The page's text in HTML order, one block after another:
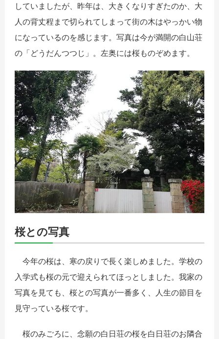
していましたが、昨年は、大きくなりすぎたのか、大
人の背丈程まで切られてしまって街の木はやっかい物
になっているのを感じます。写真は今が満開の白山荘
の「どうだんつつじ」。左奥には桜ものぞめます。
桜との写真
今年の桜は、寒の戻りで長く楽しめました。学校の
入学式も桜の元で迎えられてほっとしました。我家の
写真を見ても、桜との写真が一番多く、人生の節目を
見守っている桜です。
桜のみごろに、念願の白日荘の桜を白日荘のお隣合